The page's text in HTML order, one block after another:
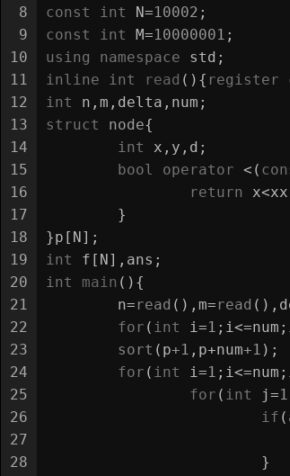
8
9
10
11
12
13
14
15
16
17
18
19
20
21
22
23
24
25
26
27
28
const
int N=10002 ;
const
int M=10000001 ;
using
namespace std;
inline
int read () { register
int
n,m,delta,num;
struct
node{
int
x,y,d;
bool
operator <(
return
	}
}p[N];
int
f[N],ans;
int
main () {
	n=
read (),m= read
for ( int i=1
sort (p+1 ,p+num+1 );
for ( int i=1
for ( int j=1
if (
			}